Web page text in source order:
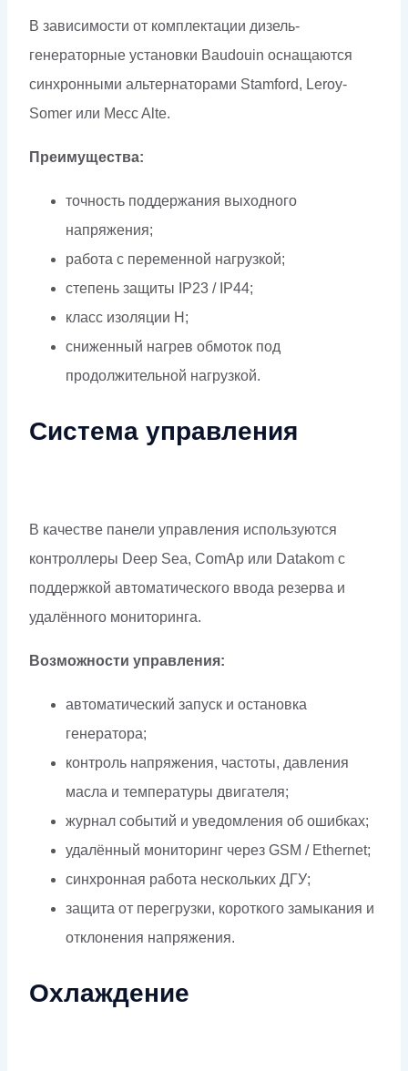
В зависимости от комплектации дизель-
генераторные установки Baudouin оснащаются
синхронными альтернаторами Stamford, Leroy-
Somer или Mecc Alte.
Преимущества:
точность поддержания выходного
напряжения;
работа с переменной нагрузкой;
степень защиты IP23 / IP44;
класс изоляции H;
сниженный нагрев обмоток под
продолжительной нагрузкой.
Система управления
В качестве панели управления используются
контроллеры Deep Sea, ComAp или Datakom с
поддержкой автоматического ввода резерва и
удалённого мониторинга.
Возможности управления:
автоматический запуск и остановка
генератора;
контроль напряжения, частоты, давления
масла и температуры двигателя;
журнал событий и уведомления об ошибках;
удалённый мониторинг через GSM / Ethernet;
синхронная работа нескольких ДГУ;
защита от перегрузки, короткого замыкания и
отклонения напряжения.
Охлаждение